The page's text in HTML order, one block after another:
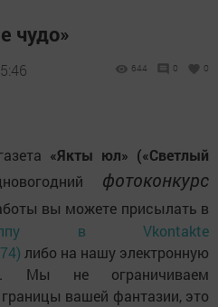
чудо»
644 0 0
«Якты юл» («Светлый
фотоконкурс
вы можете присылать в
в Vkontakte
либо на нашу электронную
Мы не ограничиваем
вашей фантазии, это